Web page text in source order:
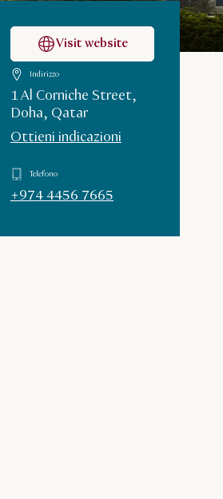
Visit website
Indirizzo
1 Al Corniche Street,
Doha, Qatar
Ottieni indicazioni
Telefono
+974 4456 7665